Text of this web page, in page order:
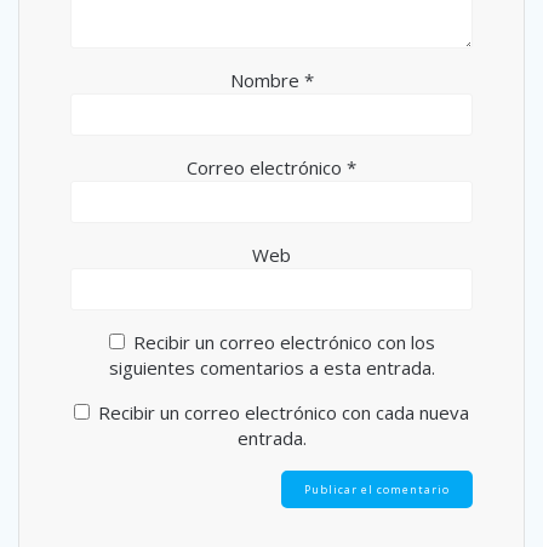
Nombre *
Correo electrónico *
Web
Recibir un correo electrónico con los
siguientes comentarios a esta entrada.
Recibir un correo electrónico con cada nueva
entrada.